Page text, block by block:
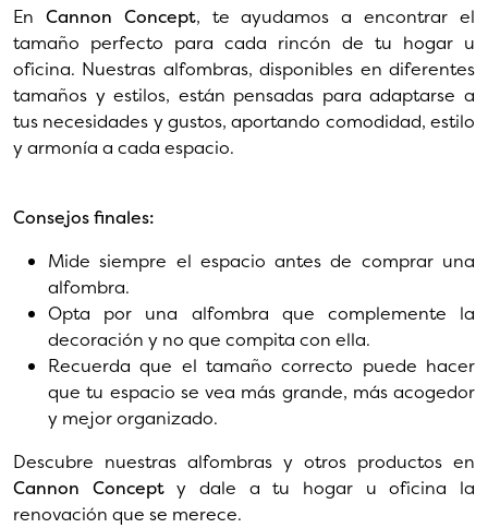
En Cannon Concept, te ayudamos a encontrar el
tamaño perfecto para cada rincón de tu hogar u
oficina. Nuestras alfombras, disponibles en diferentes
tamaños y estilos, están pensadas para adaptarse a
tus necesidades y gustos, aportando comodidad, estilo
y armonía a cada espacio.
Consejos finales:
Mide siempre el espacio antes de comprar una
alfombra.
Opta por una alfombra que complemente la
decoración y no que compita con ella.
Recuerda que el tamaño correcto puede hacer
que tu espacio se vea más grande, más acogedor
y mejor organizado.
Descubre nuestras alfombras y otros productos en
Cannon Concepty dale a tu hogar u oficina la
renovación que se merece.